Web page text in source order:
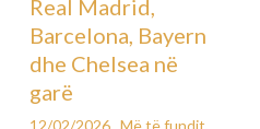
Real Madrid,
Barcelona, Bayern
dhe Chelsea në
garë